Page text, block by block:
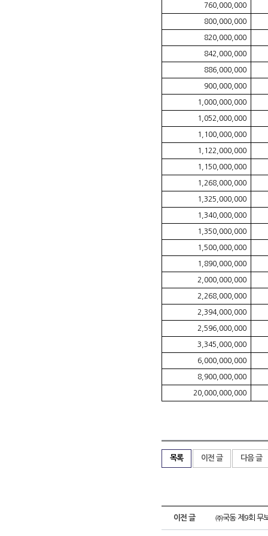
760,000,000
800,000,000
820,000,000
842,000,000
886,000,000
900,000,000
1,000,000,000
1,052,000,000
1,100,000,000
1,122,000,000
1,150,000,000
1,268,000,000
1,325,000,000
1,340,000,000
1,350,000,000
1,500,000,000
1,890,000,000
2,000,000,000
2,268,000,000
2,394,000,000
2,596,000,000
3,345,000,000
6,000,000,000
8,900,000,000
20,000,000,000
목록 이전 글 다음 글
이전 글 ㈜국동 제9회 무